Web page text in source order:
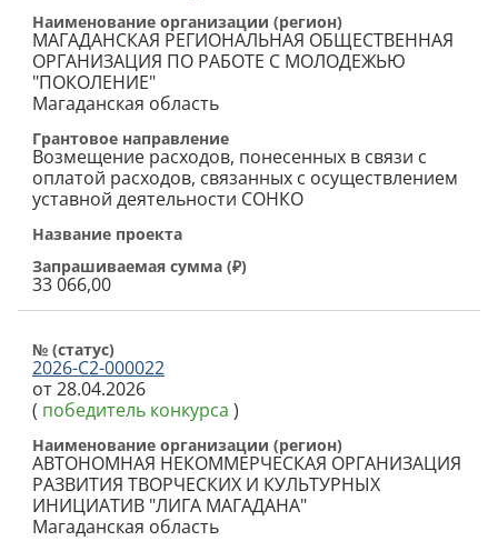
Наименование организации (регион)
МАГАДАНСКАЯ РЕГИОНАЛЬНАЯ ОБЩЕСТВЕННАЯ
ОРГАНИЗАЦИЯ ПО РАБОТЕ С МОЛОДЕЖЬЮ
"ПОКОЛЕНИЕ"
Магаданская область
Грантовое направление
Возмещение расходов, понесенных в связи с
оплатой расходов, связанных с осуществлением
уставной деятельности СОНКО
Название проекта
Запрашиваемая сумма (₽)
33 066,00
№ (cтатус)
2026-С2-000022
от 28.04.2026
( победитель конкурса )
Наименование организации (регион)
АВТОНОМНАЯ НЕКОММЕРЧЕСКАЯ ОРГАНИЗАЦИЯ
РАЗВИТИЯ ТВОРЧЕСКИХ И КУЛЬТУРНЫХ
ИНИЦИАТИВ "ЛИГА МАГАДАНА"
Магаданская область